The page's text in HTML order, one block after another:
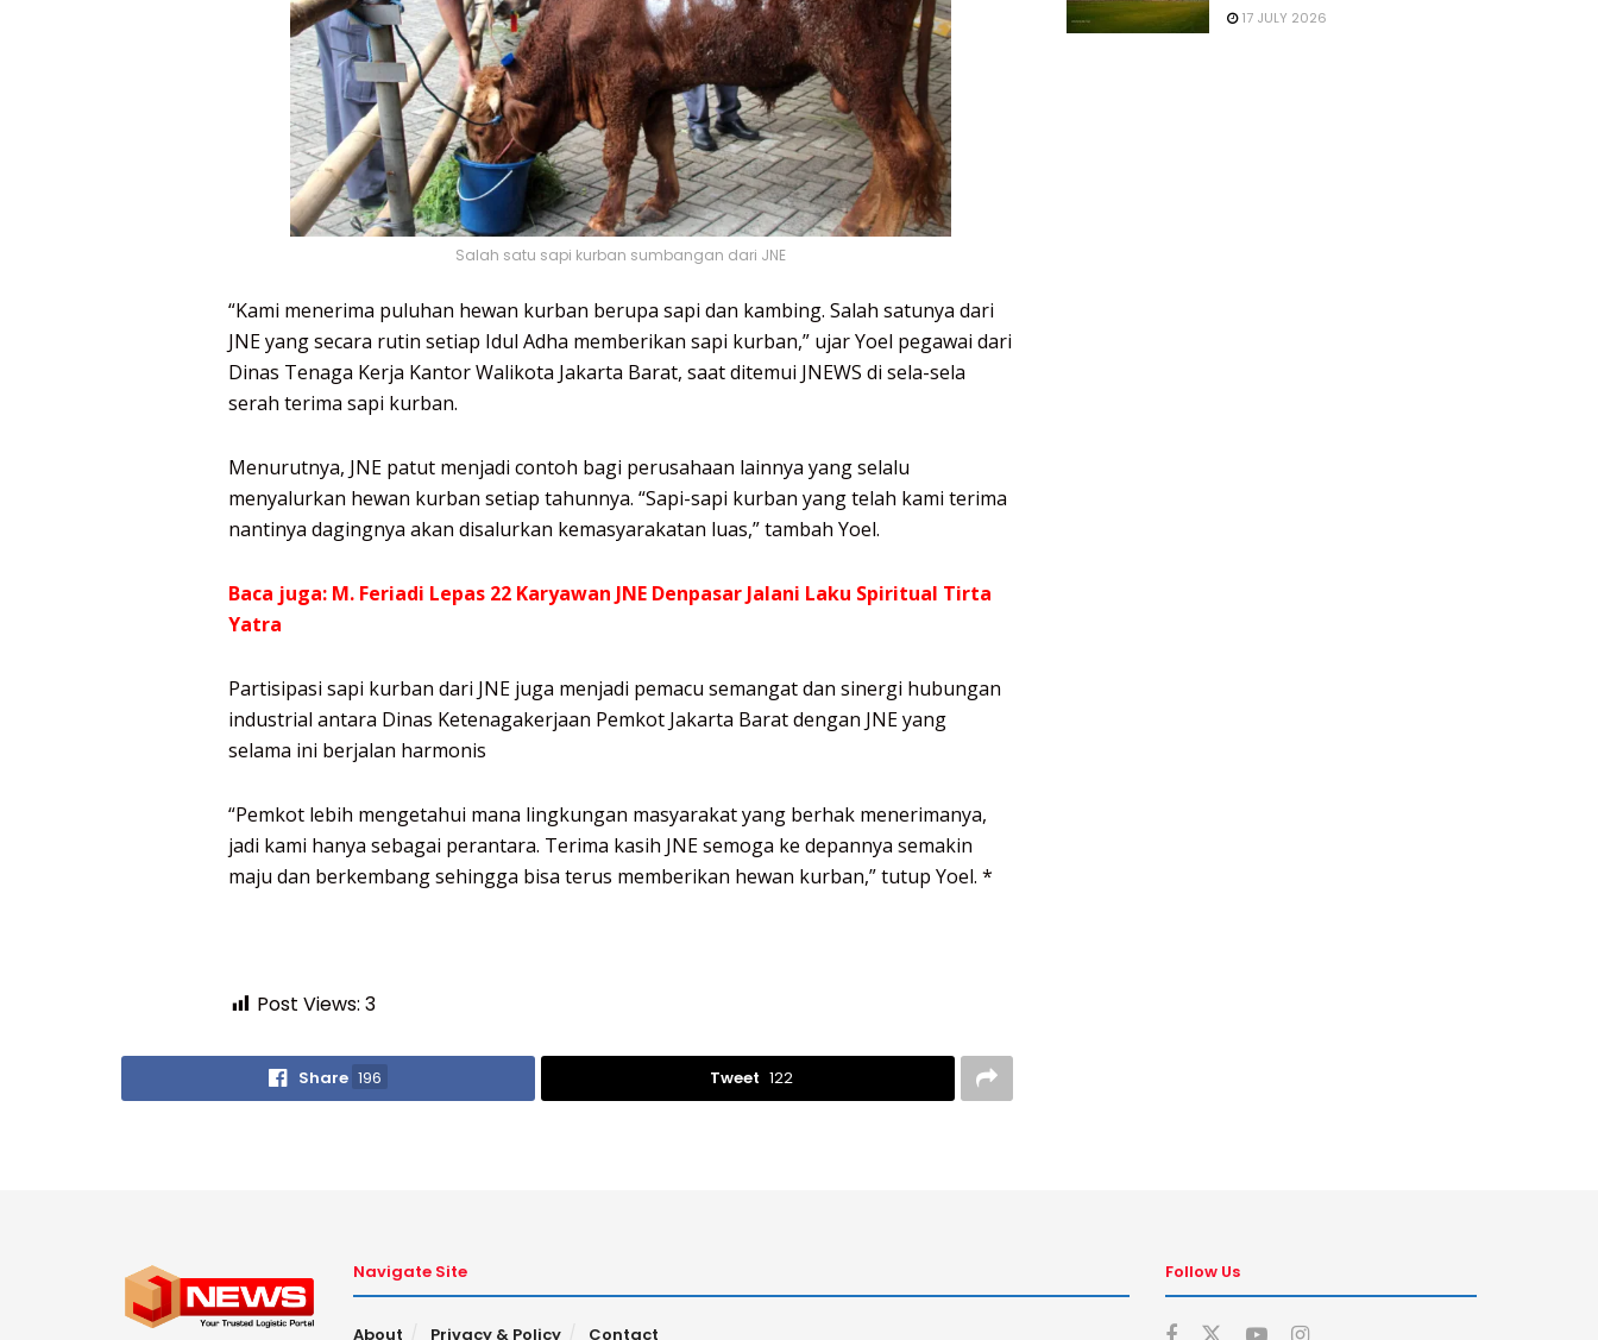
Salah satu sapi kurban sumbangan dari JNE
“Kami menerima puluhan hewan kurban berupa sapi dan kambing. Salah satunya dari
JNE yang secara rutin setiap Idul Adha memberikan sapi kurban,” ujar Yoel pegawai dari
Dinas Tenaga Kerja Kantor Walikota Jakarta Barat, saat ditemui JNEWS di sela-sela
serah terima sapi kurban.
Menurutnya, JNE patut menjadi contoh bagi perusahaan lainnya yang selalu
menyalurkan hewan kurban setiap tahunnya. “Sapi-sapi kurban yang telah kami terima
nantinya dagingnya akan disalurkan kemasyarakatan luas,” tambah Yoel.
Baca juga: M. Feriadi Lepas 22 Karyawan JNE Denpasar Jalani Laku Spiritual Tirta
Yatra
Partisipasi sapi kurban dari JNE juga menjadi pemacu semangat dan sinergi hubungan
industrial antara Dinas Ketenagakerjaan Pemkot Jakarta Barat dengan JNE yang
selama ini berjalan harmonis
“Pemkot lebih mengetahui mana lingkungan masyarakat yang berhak menerimanya,
jadi kami hanya sebagai perantara. Terima kasih JNE semoga ke depannya semakin
maju dan berkembang sehingga bisa terus memberikan hewan kurban,” tutup Yoel. *
Post Views: 3
Share 196 Tweet 122
17 JULY 2026
Navigate Site
About Privacy & Policy Contact
Follow Us